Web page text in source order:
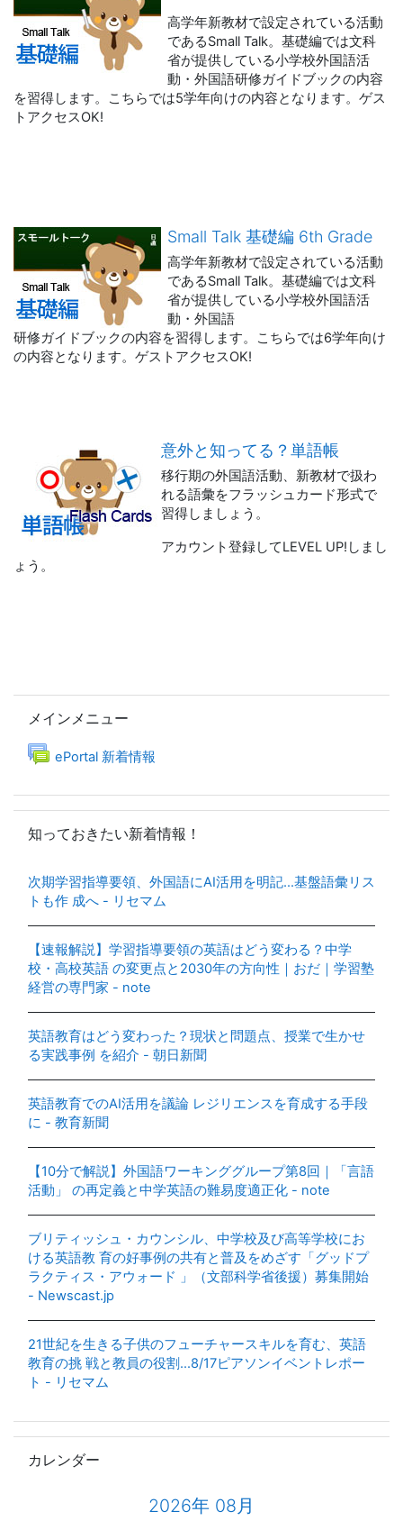
高学年新教材で設定されている活動
であるSmall Talk。基礎編では文科
省が提供している小学校外国語活
動・外国語研修ガイドブックの内容
を習得します。こちらでは5学年向けの内容となります。ゲス
トアクセスOK!
Small Talk 基礎編 6th Grade
高学年新教材で設定されている活動
であるSmall Talk。基礎編では文科
省が提供している小学校外国語活
動・外国語
研修ガイドブックの内容を習得します。こちらでは6学年向け
の内容となります。ゲストアクセスOK!
意外と知ってる？単語帳
移行期の外国語活動、新教材で扱わ
れる語彙をフラッシュカード形式で
習得しましょう。
アカウント登録してLEVEL UP!しまし
ょう。
メインメニュー
ePortal 新着情報
知っておきたい新着情報！
次期学習指導要領、外国語にAI活用を明記…基盤語彙リス
トも作 成へ - リセマム
【速報解説】学習指導要領の英語はどう変わる？中学
校・高校英語 の変更点と2030年の方向性｜おだ｜学習塾
経営の専門家 - note
英語教育はどう変わった？現状と問題点、授業で生かせ
る実践事例 を紹介 - 朝日新聞
英語教育でのAI活用を議論 レジリエンスを育成する手段
に - 教育新聞
【10分で解説】外国語ワーキンググループ第8回｜「言語
活動」 の再定義と中学英語の難易度適正化 - note
ブリティッシュ・カウンシル、中学校及び高等学校にお
ける英語教 育の好事例の共有と普及をめざす「グッドプ
ラクティス・アウォード 」（文部科学省後援）募集開始
- Newscast.jp
21世紀を生きる子供のフューチャースキルを育む、英語
教育の挑 戦と教員の役割…8/17ピアソンイベントレポー
ト - リセマム
カレンダー
2026年 08月